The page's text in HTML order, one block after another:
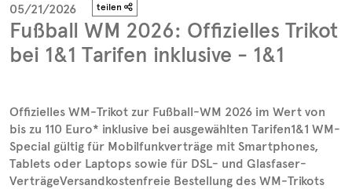
05/21/2026 teilen
Fußball WM 2026: Offizielles Trikot
bei 1&1 Tarifen inklusive - 1&1
Offizielles WM‑Trikot zur Fußball-WM 2026 im Wert von
bis zu 110 Euro* inklusive bei ausgewählten Tarifen1&1 WM-
Special gültig für Mobilfunkverträge mit Smartphones,
Tablets oder Laptops sowie für DSL- und Glasfaser-
VerträgeVersandkostenfreie Bestellung des WM‑Trikots